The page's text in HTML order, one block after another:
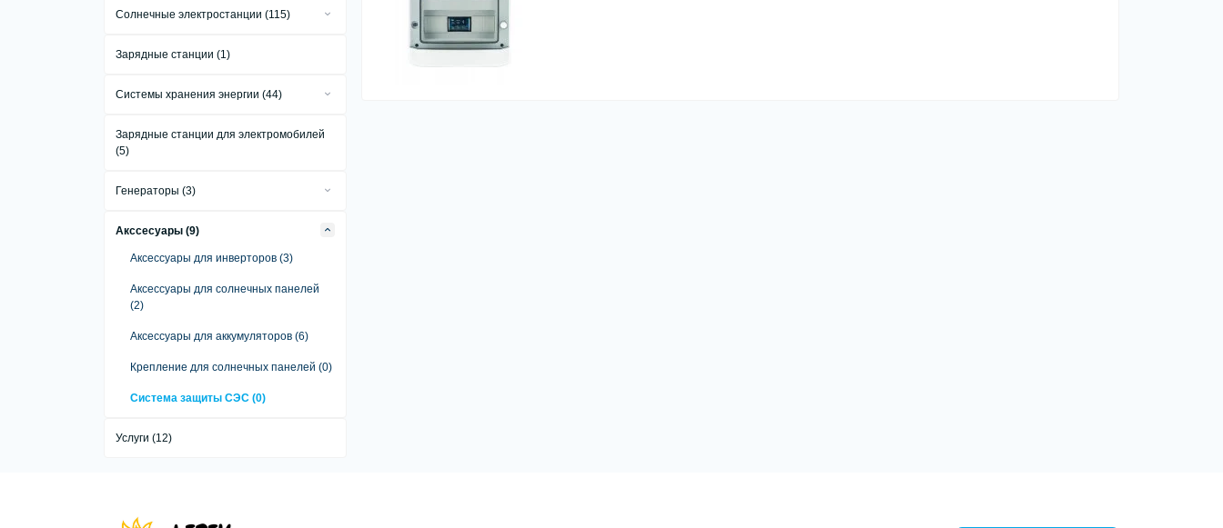
Аккумуляторы Li-ion (1)
Аккумуляторы LiFePo4 (156)
Солнечные электростанции (115)
(34)
электростанции (10)
Гибридные солнечные электростанции
Зарядные станции (1)
Системы хранения энергии (44)
(16)
энергии (13)
Зарядные станции для электромобилей
(5)
Генераторы (3)
Акссесуары (9)
Аксессуары для инверторов (3)
Аксессуары для солнечных панелей
(2)
Аксессуары для аккумуляторов (6)
Крепление для солнечных панелей (0)
Система защиты СЭС (0)
Услуги (12)